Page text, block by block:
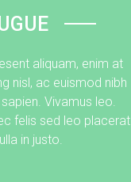
aliquam, enim at
nisl, ac euismod nibh
Vivamus leo.
felis sed leo placerat
in justo.